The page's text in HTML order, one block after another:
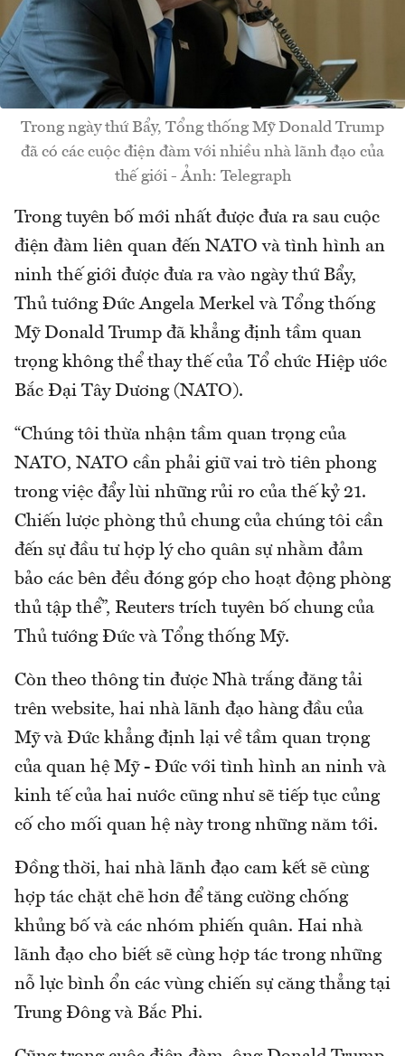
Trong ngày thứ Bẩy, Tổng thống Mỹ Donald Trump
đã có các cuộc điện đàm với nhiều nhà lãnh đạo của
thế giới - Ảnh: Telegraph
Trong tuyên bố mới nhất được đưa ra sau cuộc
điện đàm liên quan đến NATO và tình hình an
ninh thế giới được đưa ra vào ngày thứ Bẩy,
Thủ tướng Đức Angela Merkel và Tổng thống
Mỹ Donald Trump đã khẳng định tầm quan
trọng không thể thay thế của Tổ chức Hiệp ước
Bắc Đại Tây Dương (NATO).
“Chúng tôi thừa nhận tầm quan trọng của
NATO, NATO cần phải giữ vai trò tiên phong
trong việc đẩy lùi những rủi ro của thế kỷ 21.
Chiến lược phòng thủ chung của chúng tôi cần
đến sự đầu tư hợp lý cho quân sự nhằm đảm
bảo các bên đều đóng góp cho hoạt động phòng
thủ tập thể”, Reuters trích tuyên bố chung của
Thủ tướng Đức và Tổng thống Mỹ.
Còn theo thông tin được Nhà trắng đăng tải
trên website, hai nhà lãnh đạo hàng đầu của
Mỹ và Đức khẳng định lại về tầm quan trọng
của quan hệ Mỹ - Đức với tình hình an ninh và
kinh tế của hai nước cũng như sẽ tiếp tục củng
cố cho mối quan hệ này trong những năm tới.
Đồng thời, hai nhà lãnh đạo cam kết sẽ cùng
hợp tác chặt chẽ hơn để tăng cường chống
khủng bố và các nhóm phiến quân. Hai nhà
lãnh đạo cho biết sẽ cùng hợp tác trong những
nỗ lực bình ổn các vùng chiến sự căng thẳng tại
Trung Đông và Bắc Phi.